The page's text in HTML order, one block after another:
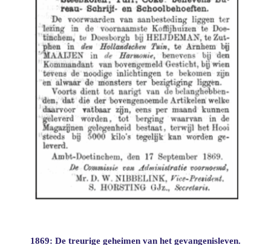
1869: De treurige geheimen van het gevangenisleven.